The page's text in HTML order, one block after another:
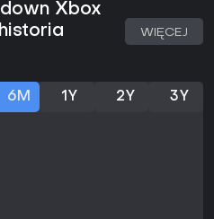
maksymalnie czterech
i botów na wspólnej planszy.
tury lub dają przewagę.
i kolejnych rundach
Xbox
WIĘCEJ
6M 1Y 2Y 3Y